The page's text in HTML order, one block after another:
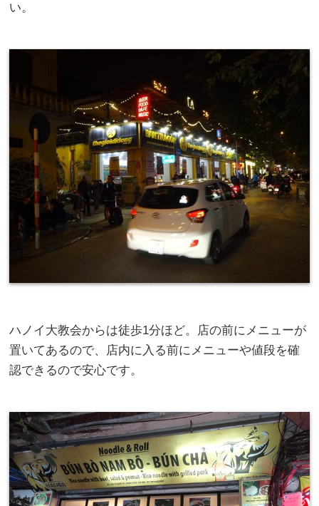
い。
ハノイ大教会からは徒歩1分ほど。店の前にメニューが
置いてあるので、店内に入る前にメニューや値段を確
認できるので安心です。